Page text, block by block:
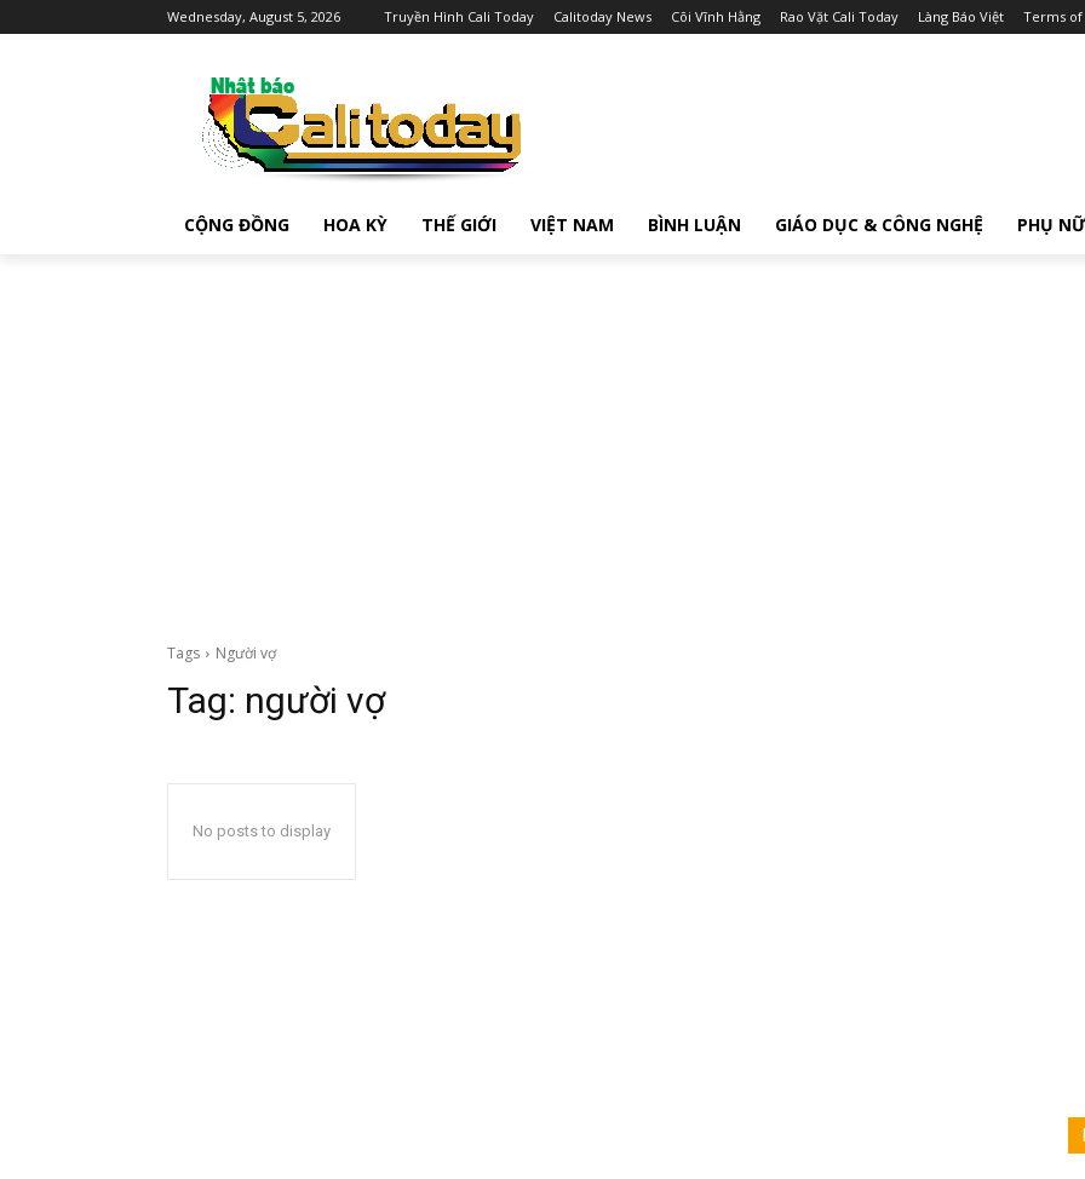
Wednesday, August 5, 2026 Truyền Hình Cali Today Calitoday News Cõi Vĩnh Hằng Rao Vặt Cali Today Làng Báo Việt Terms of
CỘNG ĐỒNG HOA KỲ THẾ GIỚI VIỆT NAM BÌNH LUẬN GIÁO DỤC & CÔNG NGHỆ PHỤ NỮ
Tags Người vợ
Tag: người vợ
No posts to display